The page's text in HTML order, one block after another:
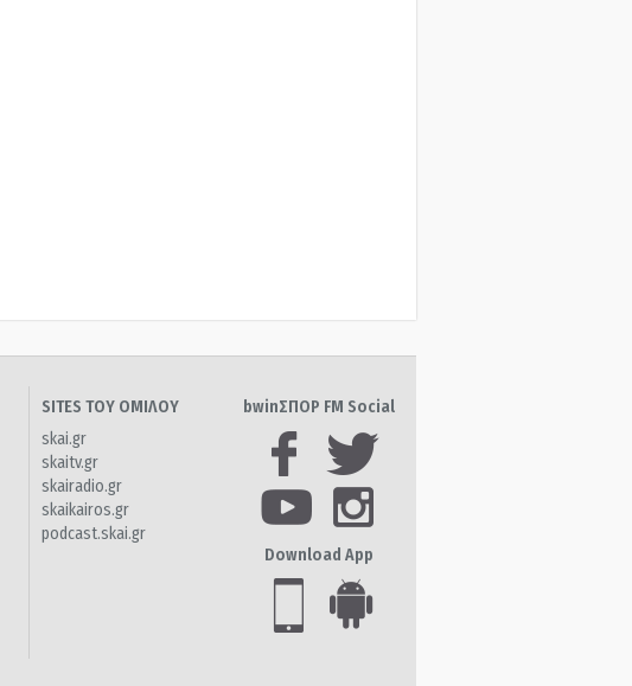
SITES ΤΟΥ ΟΜΙΛΟΥ
skai.gr
skaitv.gr
skairadio.gr
skaikairos.gr
podcast.skai.gr
bwinΣΠΟΡ FM Social
Download App